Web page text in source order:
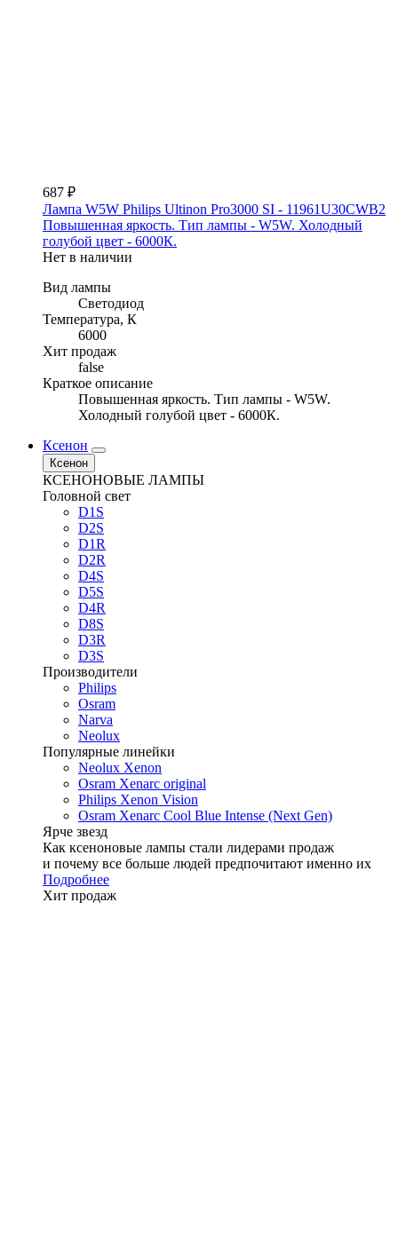
687 ₽
Лампа W5W Philips Ultinon Pro3000 SI - 11961U30CWB2
Повышенная яркость. Тип лампы - W5W. Холодный
голубой цвет - 6000К.
Нет в наличии
Вид лампы
Светодиод
Температура, К
6000
Хит продаж
false
Краткое описание
Повышенная яркость. Тип лампы - W5W.
Холодный голубой цвет - 6000К.
Ксенон
Ксенон
КСЕНОНОВЫЕ ЛАМПЫ
Головной свет
D1S
D2S
D1R
D2R
D4S
D5S
D4R
D8S
D3R
D3S
Производители
Philips
Osram
Narva
Neolux
Популярные линейки
Neolux Xenon
Osram Xenarc original
Philips Xenon Vision
Osram Xenarc Cool Blue Intense (Next Gen)
Ярче звезд
Как ксеноновые лампы стали лидерами продаж
и почему все больше людей предпочитают именно их
Подробнее
Хит продаж